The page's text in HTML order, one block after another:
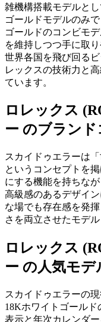
雑機構搭載モデルと
ゴールドモデルのみ
ゴールドのコンビモ
を維持しつつ手に取
世界各国を飛び回る
レックスの技術力と
ています。
ロレックス
ー のブランド
スカイドゥエラーは
というコンセプトを
にする機能を持ちな
高級感のあるデザイ
な場でも存在感を発
さを両立させたモデ
ロレックス
ー の人気モデ
スカイドゥエラーの
18Kホワイトゴール
表示と年次カレンダ